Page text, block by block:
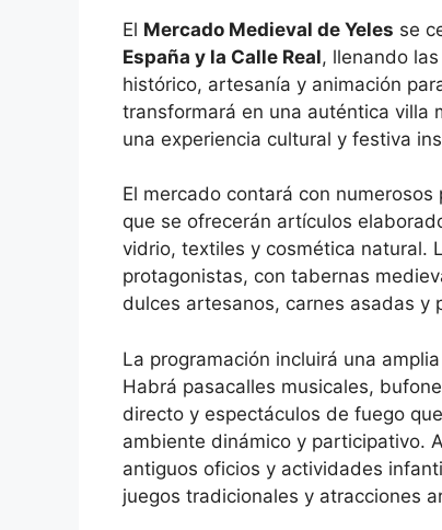
El Mercado Medieval de Yeles se
España y la Calle Real, llenando
histórico, artesanía y animación
transformará en una auténtica villa
una experiencia cultural y festiva
El mercado contará con
que se ofrecerán artículos
vidrio, textiles y cosmética natural.
protagonistas, con tabernas
dulces artesanos, carnes asadas y
La programación incluirá una
Habrá pasacalles musicales,
directo y espectáculos de fuego
ambiente dinámico y participativo.
antiguos oficios y actividades
juegos tradicionales y atracciones